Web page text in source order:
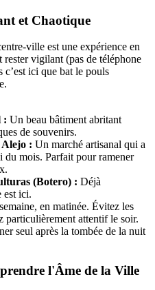
et Chaotique
ville est une expérience en
vigilant (pas de téléphone
c’est ici que bat le pouls
: Un beau bâtiment abritant
de souvenirs.
Alejo : Un marché artisanal qui a
du mois. Parfait pour ramener
(Botero) : Déjà
est ici.
en matinée. Évitez les
particulièrement attentif le soir.
seul après la tombée de la nuit
l'Âme de la Ville